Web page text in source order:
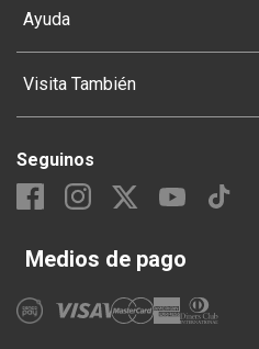
Ayuda
Visita También
Seguinos
Medios de pago